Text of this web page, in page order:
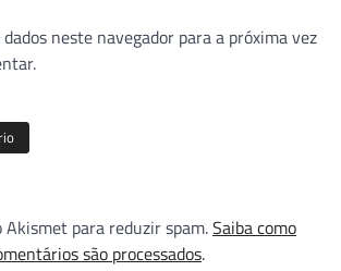
neste navegador para a próxima vez
para reduzir spam.Saiba como
são processados.